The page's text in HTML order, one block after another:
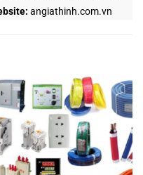
angiathinh.com.vn